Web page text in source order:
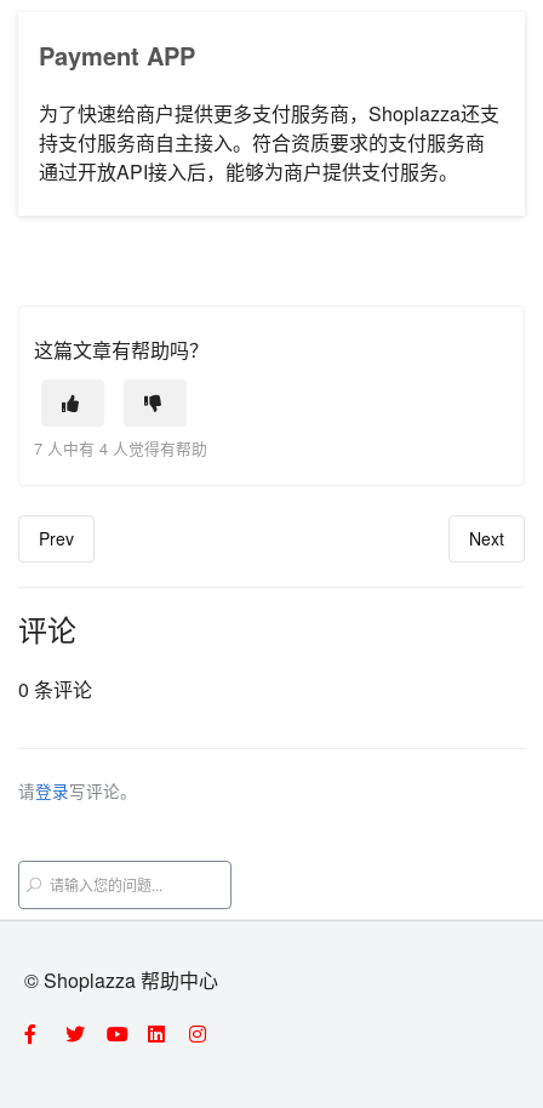
Payment APP
为了快速给商户提供更多支付服务商，Shoplazza还支
持支付服务商自主接入。符合资质要求的支付服务商
通过开放API接入后，能够为商户提供支付服务。
这篇文章有帮助吗？
7 人中有 4 人觉得有帮助
Prev Next
评论
0 条评论
请登录写评论。
© Shoplazza 帮助中心